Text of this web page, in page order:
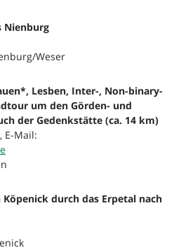
Nienburg
Weser
Lesben, Inter-, Non-binary-
um den Görden- und
der Gedenkstätte (ca. 14 km)
E-Mail:
durch das Erpetal nach